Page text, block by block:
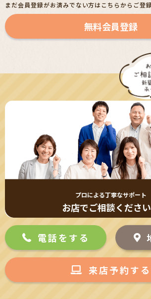
まだ会員登録がお済みでない方はこちらからご登録
無料会員登録
プロによる丁寧なサポート
お店でご相談ください
電話をする
来店予約する